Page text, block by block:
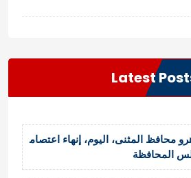
Latest
محافظ المثنى، اليوم، إنهاء اعتصام
المحافظة